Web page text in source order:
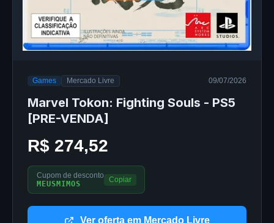
Games Mercado Livre 09/07/2026
Marvel Tokon: Fighting Souls - PS5
[PRE-VENDA]
R$ 274,52
Cupom de desconto
MEUSMIMOS
Copiar
Ver oferta em Mercado Livre